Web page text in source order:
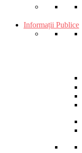
Informații Publice